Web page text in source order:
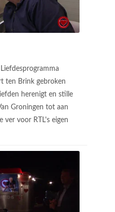
Liefdesprogramma
ten Brink gebroken
herenigt en stille
Groningen tot aan
ver voor RTL's eigen